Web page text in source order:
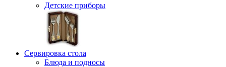
Детские приборы
Сервировка стола
Блюда и подносы